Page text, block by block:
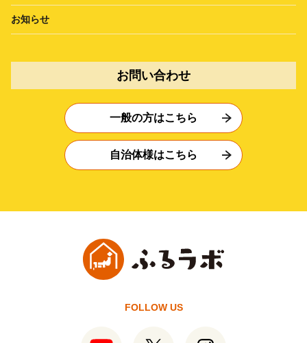
お知らせ
お問い合わせ
一般の方はこちら
自治体様はこちら
FOLLOW US